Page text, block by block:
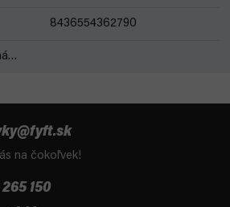
8436554362790
na čokoľvek!
150